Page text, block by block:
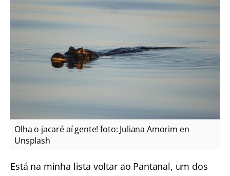
Olha o jacaré aí gente! foto: Juliana Amorim en
Unsplash
Está na minha lista voltar ao Pantanal, um dos